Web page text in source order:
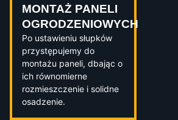
MONTAŻ PANELI
OGRODZENIOWYCH
Po ustawieniu słupków
przystępujemy do
montażu paneli, dbając o
ich równomierne
rozmieszczenie i solidne
osadzenie.